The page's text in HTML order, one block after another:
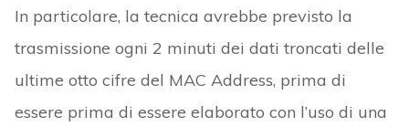
In particolare, la tecnica avrebbe previsto la
trasmissione ogni 2 minuti dei dati troncati delle
ultime otto cifre del MAC Address, prima di
essere prima di essere elaborato con l’uso di una